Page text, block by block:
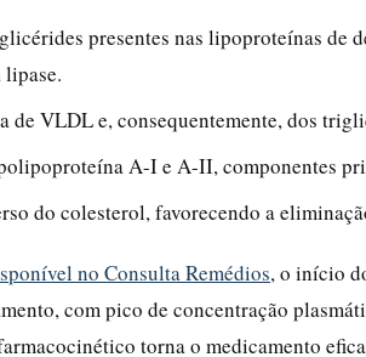
presentes nas lipoproteínas de
de VLDL e, consequentemente, dos
A-I e A-II, componentes
do colesterol, favorecendo a
no Consulta Remédios, o início
com pico de concentração
torna o medicamento